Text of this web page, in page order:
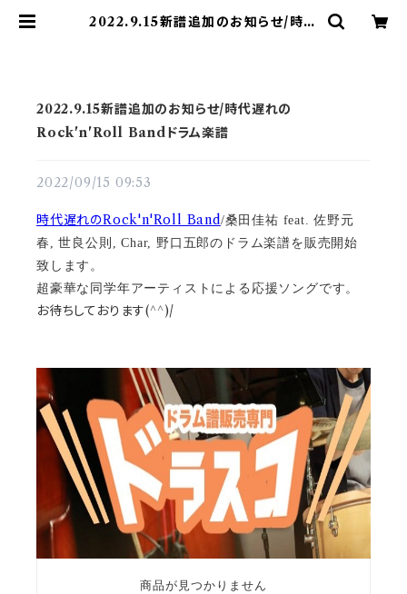
2022.9.15新譜追加のお知らせ/時代
2022.9.15新譜追加のお知らせ/時代遅れの
Rock'n'Roll Bandドラム楽譜
2022/09/15 09:53
時代遅れのRock'n'Roll Band/桑田佳祐 feat. 佐野元
春, 世良公則, Char, 野口五郎のドラム楽譜を販売開始
致します。
超豪華な同学年アーティストによる応援ソングです。
お待ちしております(^^)/